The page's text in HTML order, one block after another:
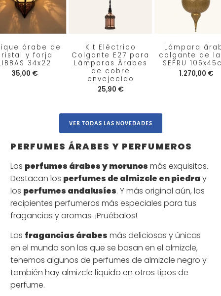
árabe de
y forja
34x22
35,00 €
Kit Eléctrico
Colgante E27 para
Lámparas Árabes
de cobre
envejecido
25,90 €
Lámpara
colgante de
SEFRU
1.270,00 €
VER TODAS LAS NOVEDADES
PERFUMES ÁRABES Y PERFUMEROS
Los perfumes árabes y morunos más exquisitos.
Destacan los perfumes de almizcle en piedra y
los perfumes andalusíes. Y más original aún, los
recipientes perfumeros más especiales para tus
fragancias y aromas. ¡Pruébalos!
Las fragancias árabes más deliciosas y únicas
en el mundo son las que se basan en el almizcle,
tenemos algunos de perfumes de almizcle negro y
también hay almizcle líquido en otros tipos de
perfume.